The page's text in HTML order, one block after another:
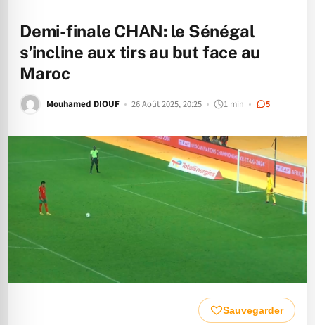
Demi-finale CHAN: le Sénégal
s’incline aux tirs au but face au
Maroc
Mouhamed DIOUF 26 Août 2025, 20:25 1 min 5
Sauvegarder